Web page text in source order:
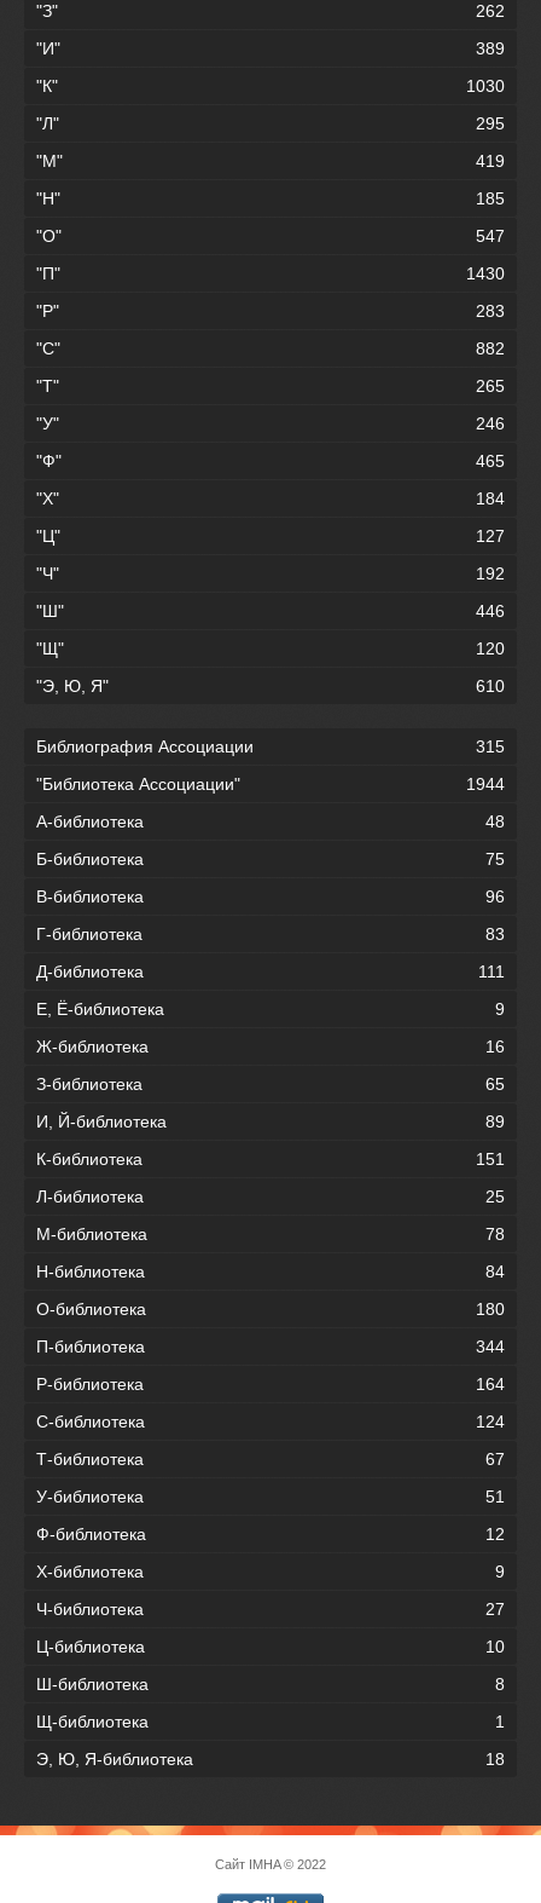
"З"
262
"И"
389
"К"
1030
"Л"
295
"М"
419
"Н"
185
"О"
547
"П"
1430
"Р"
283
"С"
882
"Т"
265
"У"
246
"Ф"
465
"Х"
184
"Ц"
127
"Ч"
192
"Ш"
446
"Щ"
120
"Э, Ю, Я"
610
Библиография Ассоциации
315
"Библиотека Ассоциации"
1944
А-библиотека
48
Б-библиотека
75
В-библиотека
96
Г-библиотека
83
Д-библиотека
111
Е, Ё-библиотека
9
Ж-библиотека
16
З-библиотека
65
И, Й-библиотека
89
К-библиотека
151
Л-библиотека
25
М-библиотека
78
Н-библиотека
84
О-библиотека
180
П-библиотека
344
Р-библиотека
164
С-библиотека
124
Т-библиотека
67
У-библиотека
51
Ф-библиотека
12
Х-библиотека
9
Ч-библиотека
27
Ц-библиотека
10
Ш-библиотека
8
Щ-библиотека
1
Э, Ю, Я-библиотека
18
Сайт IMHA© 2022